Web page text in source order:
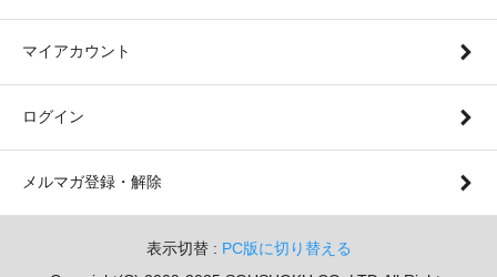
マイアカウント
ログイン
メルマガ登録・解除
表示切替 : PC版に切り替える